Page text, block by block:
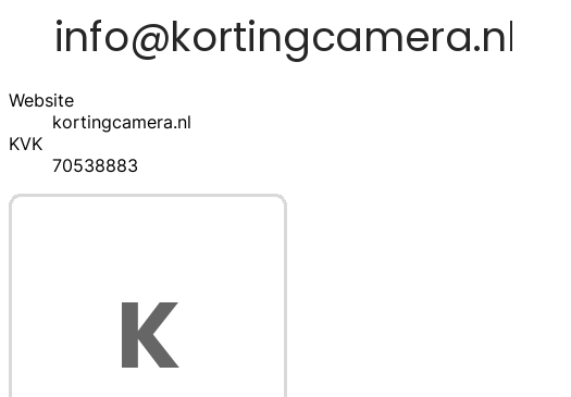
Website
kortingcamera.nl
KVK
70538883